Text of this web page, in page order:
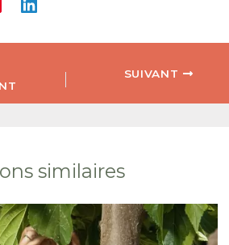
SUIVANT
similaires